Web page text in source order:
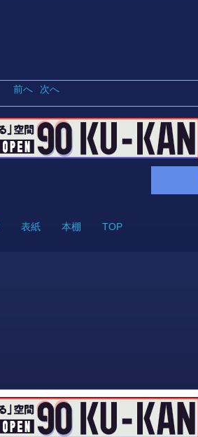
前へ 次へ
表紙 本棚 TOP